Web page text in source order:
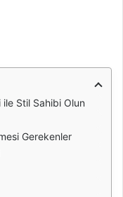
ile Stil Sahibi Olun
Gerekenler